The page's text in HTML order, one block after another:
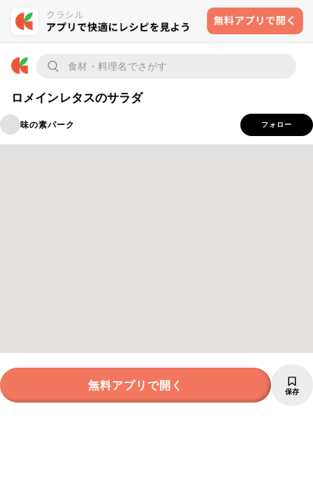
ロメインレタスのサラダ
味の素パーク フォロー
無料アプリで開く 保存